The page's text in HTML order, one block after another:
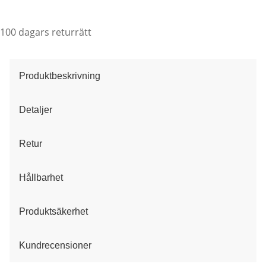
100 dagars returrätt
Produktbeskrivning
Detaljer
Retur
Hållbarhet
Produktsäkerhet
Kundrecensioner